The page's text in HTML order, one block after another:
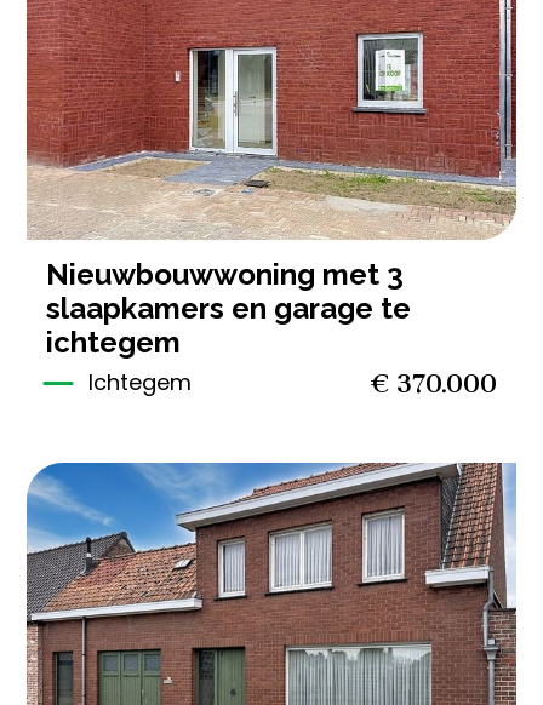
3 1
nieuwbouwwoning met 3
slaapkamers en garage te
ichtegem
Ichtegem € 370.000
3 161 m² 1 461 m²